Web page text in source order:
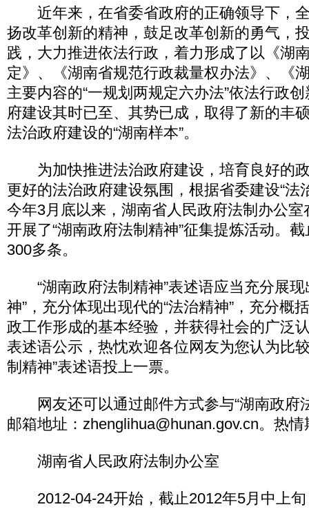
近年来，在省委省政府的正确领导下，
扬改革创新的精神，鼓足改革创新的勇气，
践，大力推进依法行政，着力形成了以《湖
定》、《湖南省规范行政裁量权办法》、《
主要内容的“一规划两规定六办法”依法行政
府建设其时已至、其势已成，取得了新的丰
法治政府建设的“湖南样本”。
为加快推进法治政府建设，培育良好的
更好的法治政府建设氛围，根据省委建设“法
今年3月底以来，湖南省人民政府法制办公
开展了“湖南政府法制精神”征集提炼活动。
300多条。
“湖南政府法制精神”表述语应当充分展现
神”，充分体现出现代的“法治精神”，充分概
政工作形成的基本经验，并获得社会的广泛
表述语公示，热忱欢迎各位网友为您认为比
制精神”表述语投上一票。
网友还可以通过邮件方式参与“湖南政府
邮箱地址：zhenglihua@hunan.gov.cn。热
湖南省人民政府法制办公室
2012-04-24开始，截止2012年5月中上旬